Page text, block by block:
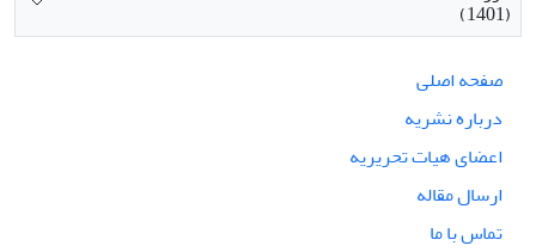
(1401)
صفحه اصلی
درباره نشریه
اعضای هیات تحریریه
ارسال مقاله
تماس با ما